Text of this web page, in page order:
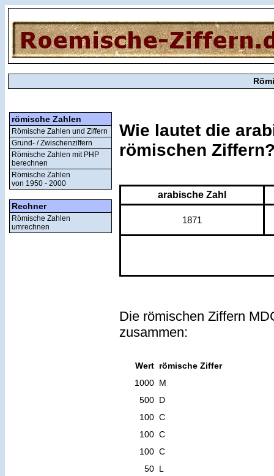
römische Zahlen
Römische Zahlen und Ziffern
Grund- / Zwischenziffern
Römische Zahlen mit PHP
berechnen
Römische Zahlen
von 1950 - 2000
Rechner
Römische Zahlen
umrechnen
Wie lautet die
römischen
arabische Zahl
1871
Die römischen Ziffern
zusammen:
Wert römische Ziffer
1000 M
500 D
100 C
100 C
100 C
50 L